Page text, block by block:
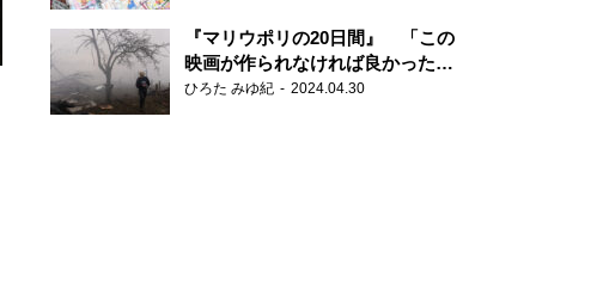
『マリウポリの20日間』 「この
映画が作られなければ良かった」
と語る監督
ひろた みゆ紀 2024.04.30